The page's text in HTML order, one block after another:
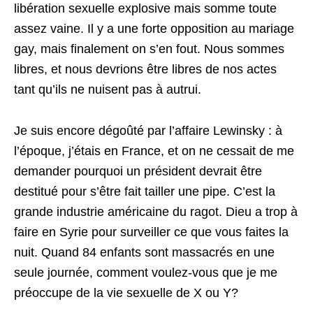
libération sexuelle explosive mais somme toute
assez vaine. Il y a une forte opposition au mariage
gay, mais finalement on s’en fout. Nous sommes
libres, et nous devrions être libres de nos actes
tant qu’ils ne nuisent pas à autrui.
Je suis encore dégoûté par l’affaire Lewinsky : à
l’époque, j’étais en France, et on ne cessait de me
demander pourquoi un président devrait être
destitué pour s’être fait tailler une pipe. C’est la
grande industrie américaine du ragot. Dieu a trop à
faire en Syrie pour surveiller ce que vous faites la
nuit. Quand 84 enfants sont massacrés en une
seule journée, comment voulez-vous que je me
préoccupe de la vie sexuelle de X ou Y?